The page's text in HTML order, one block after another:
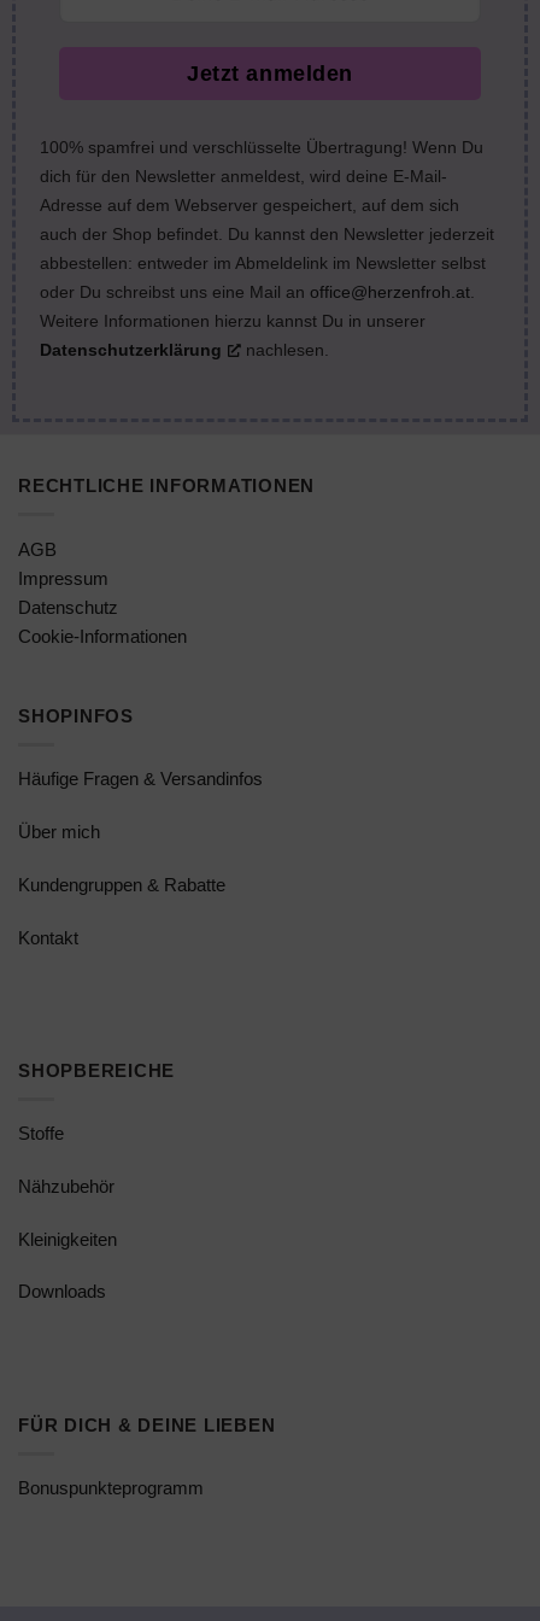
Jetzt anmelden
100% spamfrei und verschlüsselte Übertragung! Wenn Du
dich für den Newsletter anmeldest, wird deine E-Mail-
Adresse auf dem Webserver gespeichert, auf dem sich
auch der Shop befindet. Du kannst den Newsletter jederzeit
abbestellen: entweder im Abmeldelink im Newsletter selbst
oder Du schreibst uns eine Mail an office@herzenfroh.at.
Weitere Informationen hierzu kannst Du in unserer
Datenschutzerklärung
nachlesen.
RECHTLICHE INFORMATIONEN
AGB
Impressum
Datenschutz
Cookie-Informationen
SHOPINFOS
Häufige Fragen & Versandinfos
Über mich
Kundengruppen & Rabatte
Kontakt
SHOPBEREICHE
Stoffe
Nähzubehör
Kleinigkeiten
Downloads
FÜR DICH & DEINE LIEBEN
Bonuspunkteprogramm